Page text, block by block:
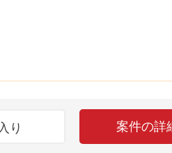
案件の詳